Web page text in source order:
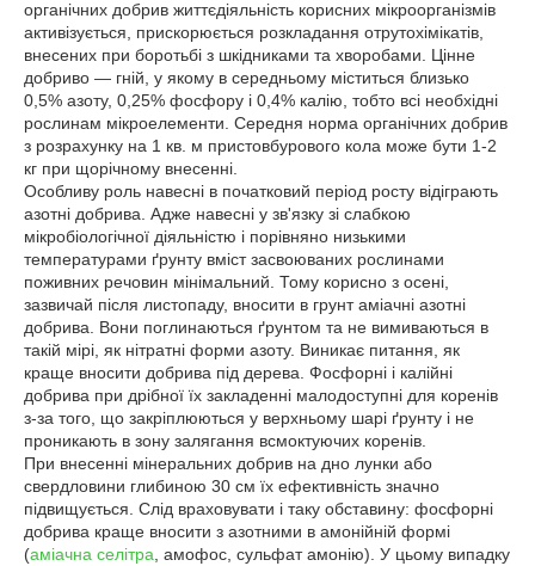
органічних добрив життєдіяльність корисних мікроорганізмів
активізується, прискорюється розкладання отрутохімікатів,
внесених при боротьбі з шкідниками та хворобами. Цінне
добриво — гній, у якому в середньому міститься близько
0,5% азоту, 0,25% фосфору і 0,4% калію, тобто всі необхідні
рослинам мікроелементи. Середня норма органічних добрив
з розрахунку на 1 кв. м пристовбурового кола може бути 1-2
кг при щорічному внесенні.
Особливу роль навесні в початковий період росту відіграють
азотні добрива. Адже навесні у зв'язку зі слабкою
мікробіологічної діяльністю і порівняно низькими
температурами ґрунту вміст засвоюваних рослинами
поживних речовин мінімальний. Тому корисно з осені,
зазвичай після листопаду, вносити в грунт аміачні азотні
добрива. Вони поглинаються ґрунтом та не вимиваються в
такій мірі, як нітратні форми азоту. Виникає питання, як
краще вносити добрива під дерева. Фосфорні і калійні
добрива при дрібної їх закладенні малодоступні для коренів
з-за того, що закріплюються у верхньому шарі ґрунту і не
проникають в зону залягання всмоктуючих коренів.
При внесенні мінеральних добрив на дно лунки або
свердловини глибиною 30 см їх ефективність значно
підвищується. Слід враховувати і таку обставину: фосфорні
добрива краще вносити з азотними в амонійній формі
(аміачна селітра , амофос, сульфат амонію). У цьому випадку